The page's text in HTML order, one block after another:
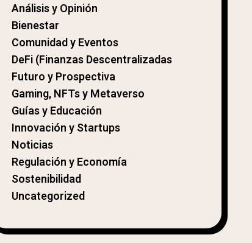
Análisis y Opinión
Bienestar
Comunidad y Eventos
DeFi (Finanzas Descentralizadas
Futuro y Prospectiva
Gaming, NFTs y Metaverso
Guías y Educación
Innovación y Startups
Noticias
Regulación y Economía
Sostenibilidad
Uncategorized